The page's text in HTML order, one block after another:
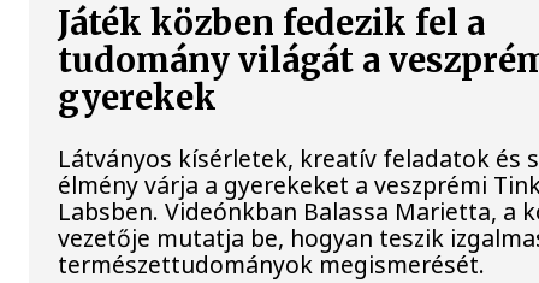
Játék közben fedezik fel a
tudomány világát a
gyerekek
Látványos kísérletek, kreatív feladatok és
élmény várja a gyerekeket a veszprémi
Labsben. Videónkban Balassa Marietta, a
vezetője mutatja be, hogyan teszik
természettudományok megismerését.